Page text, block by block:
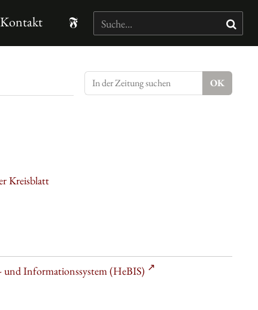
Kontakt
Kreisblatt
und Informationssystem (HeBIS)